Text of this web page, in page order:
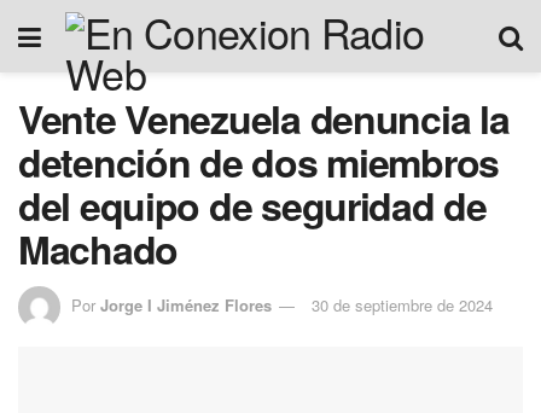
Vente Venezuela denuncia la
detención de dos miembros
del equipo de seguridad de
Machado
Por Jorge I Jiménez Flores 30 de septiembre de 2024